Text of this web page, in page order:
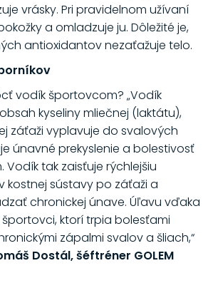
vrásky. Pri pravidelnom užívaní
a omladzuje ju. Dôležité je,
antioxidantov nezaťažuje telo.
vodík športovcom? „Vodík
kyseliny mliečnej (laktátu),
záťaži vyplavuje do svalových
únavné prekyslenie a bolestivosť
tak zaisťuje rýchlejšiu
kostnej sústavy po záťaži a
chronickej únave. Úľavu vďaka
ktorí trpia bolesťami
zápalmi svalov a šliach,“
Dostál, šéftréner GOLEM